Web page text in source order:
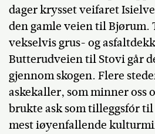
dager krysset veifaret
den gamle veien til Bjørum.
vekselvis grus- og
Butterudveien til Stovi går
gjennom skogen. Flere
askekaller, som minner oss
brukte ask som tilleggsfór
mest iøyenfallende